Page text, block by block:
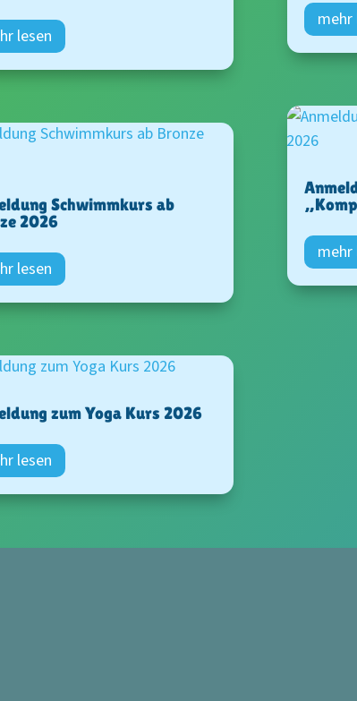
lesen
Schwimmkurs ab
2026
lesen
zum Yoga Kurs 2026
lesen
mehr
mehr